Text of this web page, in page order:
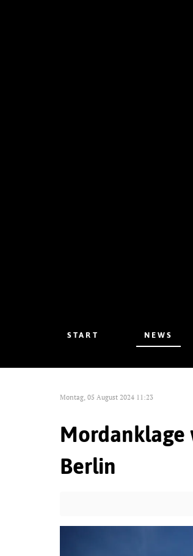
START NEWS
Montag, 05 August 2024 11:23
Mordanklage
Berlin